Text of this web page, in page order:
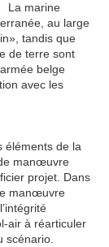
La marine
au large
tandis que
de terre sont
belge
avec les
éléments de la
manœuvre
projet. Dans
manœuvre
air à réarticuler
scénario.